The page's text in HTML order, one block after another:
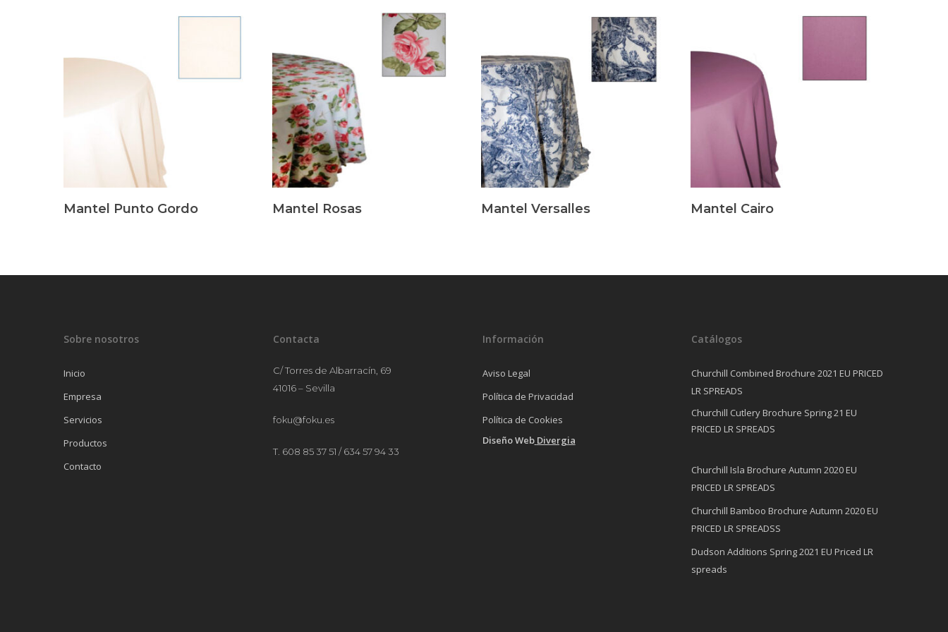
Leer Más
Mantel Punto Gordo Leer Más
Mantel Rosas Leer Más
Mantel Versalles Leer Más
Mantel Cairo
Sobre nosotros
Inicio
Empresa
Servicios
Productos
Contacto
Contacta
C/ Torres de Albarracín, 69
41016 – Sevilla
foku@foku.es
T. 608 85 37 51 / 634 57 94 33
Información
Aviso Legal
Política de Privacidad
Política de Cookies
Diseño Web Divergia
Catálogos
Churchill Combined Brochure 2021 EU PRICED
LR SPREADS
Churchill Cutlery Brochure Spring 21 EU
PRICED LR SPREADS
Churchill Isla Brochure Autumn 2020 EU
PRICED LR SPREADS
Churchill Bamboo Brochure Autumn 2020 EU
PRICED LR SPREADSS
Dudson Additions Spring 2021 EU Priced LR
spreads